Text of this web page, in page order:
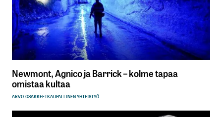
Newmont, Agnico ja Barrick – kolme tapaa
omistaa kultaa
ARVO-OSAKKEETKAUPALLINEN YHTEISTYÖ